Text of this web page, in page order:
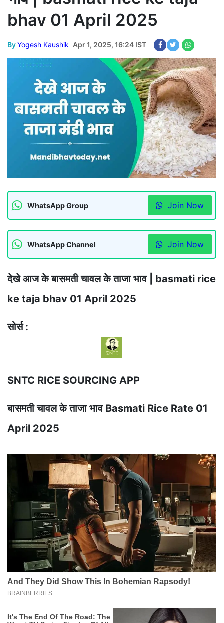
bhav 01 April 2025
ByYogesh Kaushik Apr 1, 2025, 16:24 IST
WhatsApp Group Join Now
WhatsApp Channel Join Now
देखे आज के बासमती चावल के ताजा भाव | basmati rice
ke taja bhav 01 April 2025
सोर्स :
SNTC RICE SOURCING APP
बासमती चावल के ताजा भाव Basmati Rice Rate 01
April 2025